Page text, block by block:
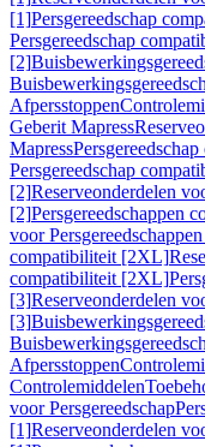
[1]Persgereedschap
Persgereedschap
[2]
Afpersstoppen
Geberit Mapress
Mapress
Persgereedschap
[2]Reserveonderdelen
[2]Persgereedschappen
voor
compatibiliteit [2XL]
compatibiliteit [2XL]
[3]Reserveonderdelen
[3]
Afpersstoppen
Controlemiddelen
voor Persgereedschap
[1]Reserveonderdelen